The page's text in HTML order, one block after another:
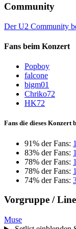
Community
Der U2 Community
Fans beim Konzert
Popboy
falcone
bigm01
Chriko72
HK72
Fans die dieses Konzert
91% der Fans:
83% der Fans:
78% der Fans:
78% der Fans:
74% der Fans:
Vorgruppe /
Muse